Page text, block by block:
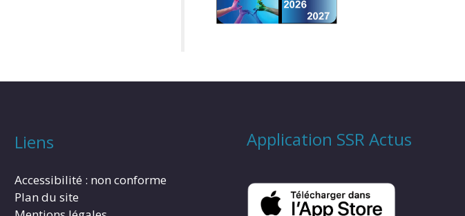
Liens
Accessibilité : non conforme
Plan du site
Application SSR Actus